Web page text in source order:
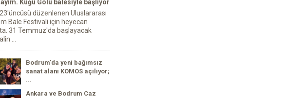
Kuğu Gölü balesiyle başlıyor
23'üncüsü düzenlenen Uluslararası
Bale Festivali için heyecan
31 Temmuz'da başlayacak
...
Bodrum'da yeni bağımsız
sanat alanı KOMOS açılıyor;
...
Ankara ve Bodrum Caz